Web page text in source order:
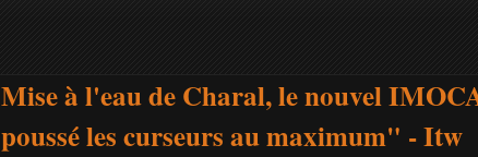
Mise à l'eau de Charal, le nouvel
poussé les curseurs au maximum" - Itw